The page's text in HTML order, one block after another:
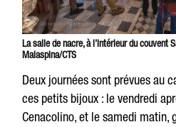
La salle de nacre, à l’intérieur du couvent
Malaspina/CTS
Deux journées sont prévues au
ces petits bijoux : le vendredi
Cenacolino, et le samedi matin,